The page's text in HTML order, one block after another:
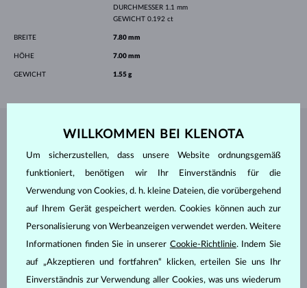
DURCHMESSER 1.1 mm
GEWICHT 0.192 ct
BREITE 7.80 mm
HÖHE 7.00 mm
GEWICHT 1.55 g
SCHMUCK AUS DEMKLENOTA ATELIER
WILLKOMMEN BEI KLENOTA
Um sicherzustellen, dass unsere Website ordnungsgemäß
funktioniert, benötigen wir Ihr Einverständnis für die
Verwendung von Cookies, d. h. kleine Dateien, die vorübergehend
auf Ihrem Gerät gespeichert werden. Cookies können auch zur
Personalisierung von Werbeanzeigen verwendet werden. Weitere
Informationen finden Sie in unserer Cookie-Richtlinie. Indem Sie
auf „Akzeptieren und fortfahren“ klicken, erteilen Sie uns Ihr
Einverständnis zur Verwendung aller Cookies, was uns wiederum